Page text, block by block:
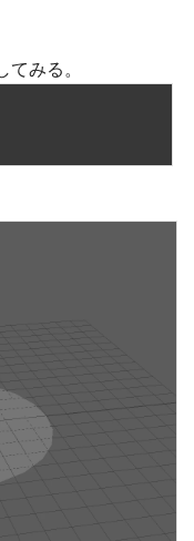
みる。